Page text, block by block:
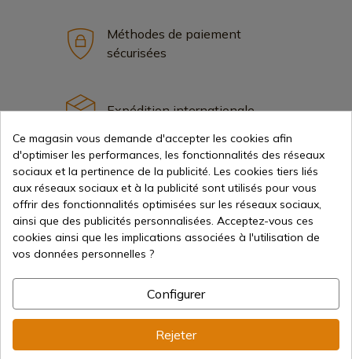
Méthodes de paiement
sécurisées
Expédition internationale
Information
info@aceros-de-hispania.com
Ce magasin vous demande d'accepter les cookies afin
d'optimiser les performances, les fonctionnalités des réseaux
sociaux et la pertinence de la publicité. Les cookies tiers liés
aux réseaux sociaux et à la publicité sont utilisés pour vous
offrir des fonctionnalités optimisées sur les réseaux sociaux,
ainsi que des publicités personnalisées. Acceptez-vous ces
cookies ainsi que les implications associées à l'utilisation de
vos données personnelles ?
Configurer
Rejeter